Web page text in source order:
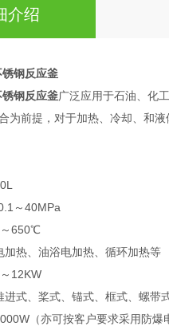
介绍
钢反应釜
钢反应釜广泛应用于石油、化
为前提，对于加热、冷却、和
～40MPa
650℃
加热、油浴电加热、循环加热等
12KW
进式、桨式、锚式、框式、螺带
（亦可按客户要求采用防爆